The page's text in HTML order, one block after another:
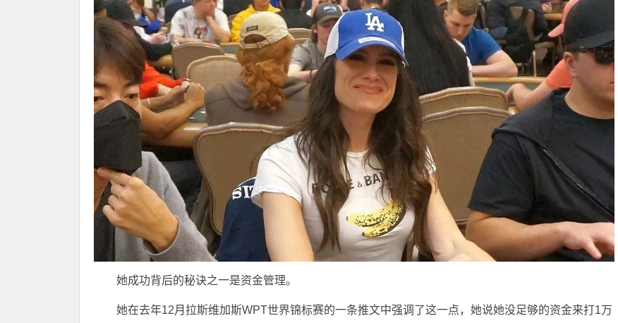
她成功背后的秘诀之一是资金管理。
她在去年12月拉斯维加斯WPT世界锦标赛的一条推文中强调了这一点，她说她没足够的资金来打1万